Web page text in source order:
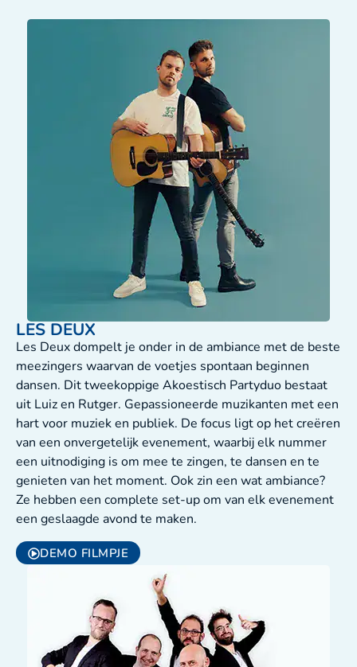
LES DEUX
Les Deux dompelt je onder in de ambiance met de beste
meezingers waarvan de voetjes spontaan beginnen
dansen. Dit tweekoppige Akoestisch Partyduo bestaat
uit Luiz en Rutger. Gepassioneerde muzikanten met een
hart voor muziek en publiek. De focus ligt op het creëren
van een onvergetelijk evenement, waarbij elk nummer
een uitnodiging is om mee te zingen, te dansen en te
genieten van het moment. Ook zin een wat ambiance?
Ze hebben een complete set-up om van elk evenement
een geslaagde avond te maken.
DEMO FILMPJE